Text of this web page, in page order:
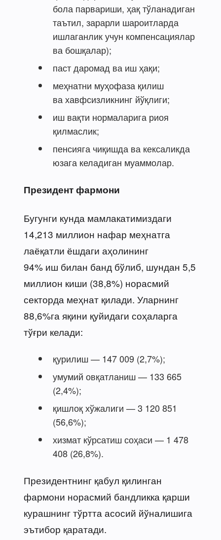
бола парвариши, ҳақ тўланадиган
таътил, зарарли шароитларда
ишлаганлик учун компенсациялар
ва бошқалар);
паст даромад ва иш ҳақи;
меҳнатни муҳофаза қилиш
ва хавфсизликнинг йўқлиги;
иш вақти нормаларига риоя
қилмаслик;
пенсияга чиқишда ва кексаликда
юзага келадиган муаммолар.
Президент фармони
Бугунги кунда мамлакатимиздаги
14,213 миллион нафар меҳнатга
лаёқатли ёшдаги аҳолининг
94% иш билан банд бўлиб, шундан 5,5
миллион киши (38,8%) норасмий
секторда меҳнат қилади. Уларнинг
88,6%га яқини қуйидаги соҳаларга
тўғри келади:
қурилиш — 147 009 (2,7%);
умумий овқатланиш — 133 665
(2,4%);
қишлоқ хўжалиги — 3 120 851
(56,6%);
хизмат кўрсатиш соҳаси — 1 478
408 (26,8%).
Президентнинг қабул қилинган
фармони норасмий бандликка қарши
курашнинг тўртта асосий йўналишига
эътибор қаратади.